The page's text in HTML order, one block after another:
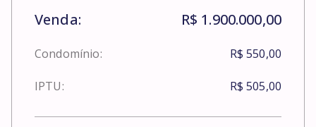
Venda: R$ 1.900.000,00
Condomínio: R$ 550,00
IPTU: R$ 505,00